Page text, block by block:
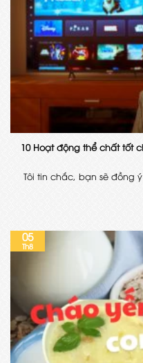
10 Hoạt động thể chất tốt
Tôi tin chắc, bạn sẽ đồng
05
Th8